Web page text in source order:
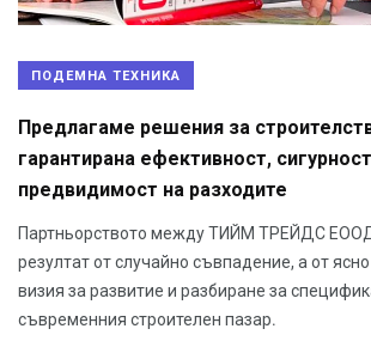
ПОДЕМНА ТЕХНИКА
Предлагаме решения за
гарантирана ефективност,
предвидимост на разходите
Партньорството между ТИЙМ ТРЕЙДС ЕООД
резултат от случайно съвпадение, а от
визия за развитие и разбиране за
съвременния строителен пазар.